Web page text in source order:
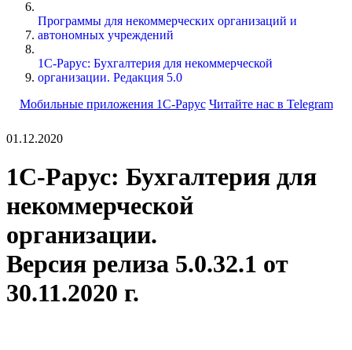
Программы для некоммерческих организаций и
автономных учреждений
1С-Рарус: Бухгалтерия для некоммерческой
организации. Редакция 5.0
Мобильные приложения 1С-Рарус Читайте нас в Telegram
01.12.2020
1С-Рарус: Бухгалтерия для
некоммерческой
организации.
Версия релиза 5.0.32.1 от
30.11.2020 г.